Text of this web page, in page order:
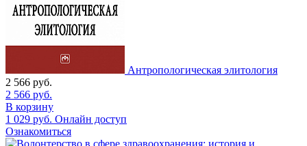
Антропологическая элитология
2 566 руб.
2 566 руб.
В корзину
1 029 руб. Онлайн доступ
Ознакомиться